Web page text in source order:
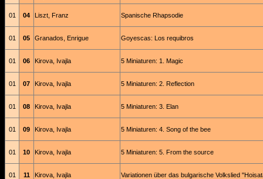
01 04 Liszt, Franz Spanische Rhapsodie
01 05 Granados, Enrigue Goyescas: Los requibros
01 06 Kirova, Ivajla 5 Miniaturen: 1. Magic
01 07 Kirova, Ivajla 5 Miniaturen: 2. Reflection
01 08 Kirova, Ivajla 5 Miniaturen: 3. Elan
01 09 Kirova, Ivajla 5 Miniaturen: 4. Song of the bee
01 10 Kirova, Ivajla 5 Miniaturen: 5. From the source
01 11 Kirova, Ivajla Variationen über das bulgarische Volkslied